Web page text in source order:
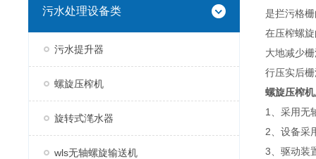
污水处理设备类
污水提升器
螺旋压榨机
旋转式滗水器
wls无轴螺旋输送机
是拦污格
在压榨螺
大地减少
行压实后
螺旋压榨
1、采用无
2、设备采
3、驱动装